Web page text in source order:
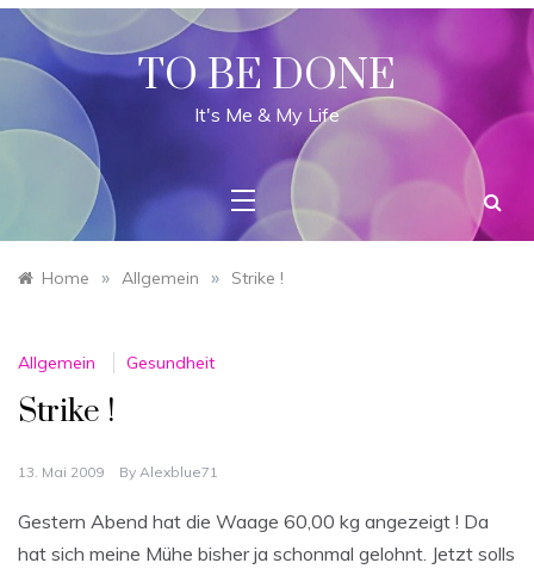
Skip
content
TO BE DONE
It's Me & My Life
Home » Allgemein » Strike !
Allgemein Gesundheit
Strike !
13. Mai 2009 By Alexblue71
Gestern Abend hat die Waage 60,00 kg angezeigt ! Da
hat sich meine Mühe bisher ja schonmal gelohnt. Jetzt solls